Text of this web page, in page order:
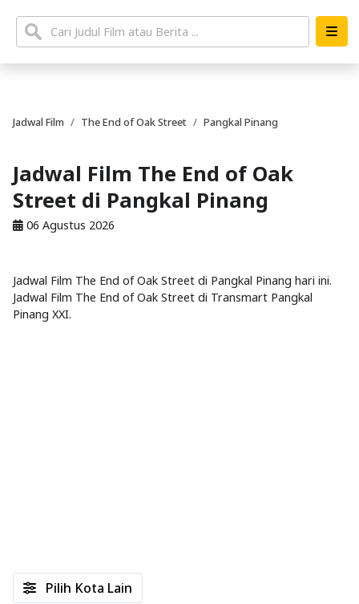
Jadwal Film The End of Oak Street Pangkal Pinang
Jadwal Film The End of Oak
Street di Pangkal Pinang
06 Agustus 2026
Jadwal Film The End of Oak Street di Pangkal Pinang hari ini.
Jadwal Film The End of Oak Street di Transmart Pangkal
Pinang XXI.
Pilih Kota Lain